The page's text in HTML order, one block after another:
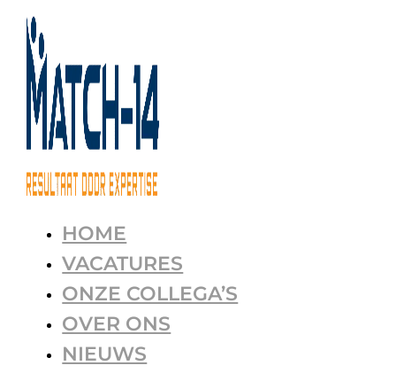
HOME
VACATURES
ONZE COLLEGA’S
OVER ONS
NIEUWS